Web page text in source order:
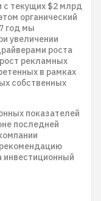
текущих $2 млрд
органический
год мы
увеличении
роста
рекламных
в рамках
собственных
показателей
последней
инвестиционный